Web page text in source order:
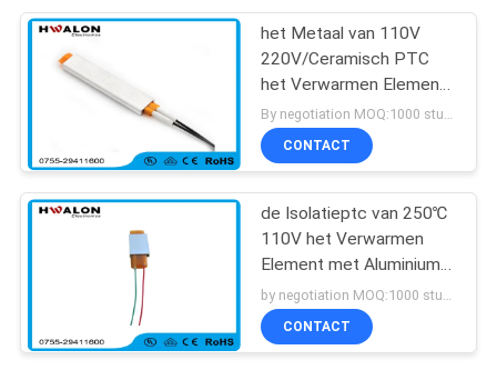
het Metaal van 110V
220V/Ceramisch PTC
het Verwarmen Element
voor Huistoestellen
By negotiation MOQ:1000 stuks
CONTACT
de Isolatieptc van 250℃
110V het Verwarmen
Element met Aluminium
Shell
by negotiation MOQ:1000 stuks
CONTACT